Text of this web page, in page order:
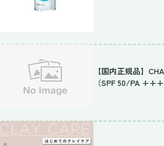
【国内正規品】
（SPF 50/PA